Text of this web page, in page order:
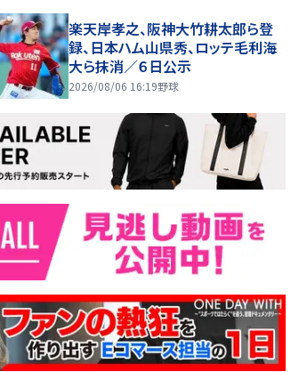
楽天岸孝之、阪神大竹耕太郎ら登
録、日本ハム山県秀、ロッテ毛利海
大ら抹消／６日公示
2026/08/06 16:19野球